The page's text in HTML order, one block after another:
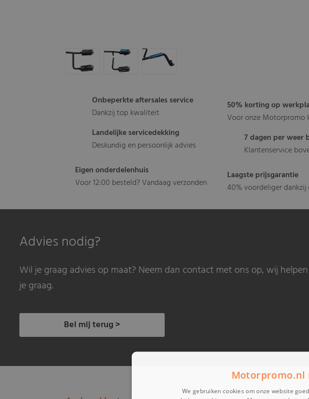
Onbeperkte aftersales service
Dankzij top kwaliteit
Landelijke servicedekking
Deskundig en persoonlijk advies
Eigen onderdelenhuis
Voor 12:00 besteld? Vandaag verzonden
50% korting op
Voor onze Motorpromo
7 dagen per weer
Klantenservice
Laagste prijsgarantie
40% voordeliger
Advies nodig?
Wil je graag advies op maat? Neem dan contact met ons op, wij helpen
je graag.
Bel mij terug >
We gebruiken cookies om onze website